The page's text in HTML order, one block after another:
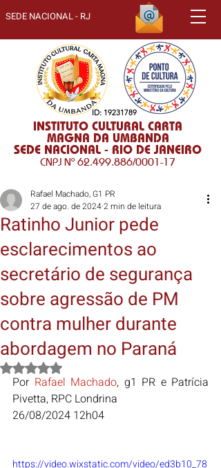
SEDE NACIONAL - RJ
INSTITUTO CULTURAL CARTA
MAGNA DA UMBANDA
SEDE NACIONAL - RIO DE JANEIRO
CNPJ Nº62.499.886/0001-17
ID: 19231789
Ratinho Junior pede
esclarecimentos ao
secretário de segurança
sobre agressão de PM
contra mulher durante
abordagem no Paraná
Rafael Machado, G1 PR
27 de ago. de 20242 min de leitura
Avaliado com NaN de 5 estrelas.
Por Rafael Machado, g1 PR e Patrícia
Pivetta, RPC Londrina
26/08/2024 12h04
https://video.wixstatic.com/video/ed3b10_78